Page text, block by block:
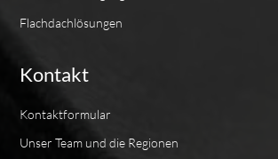
Flachdachlösungen
Kontakt
Kontaktformular
Unser Team und die Regionen